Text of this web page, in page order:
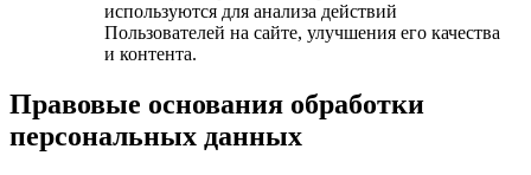
используются для анализа действий
Пользователей на сайте, улучшения его качества
и контента.
Правовые основания обработки
персональных данных